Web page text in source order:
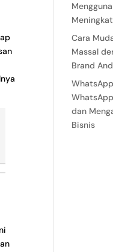
Cara
Massal
Brand
dan
Bisnis